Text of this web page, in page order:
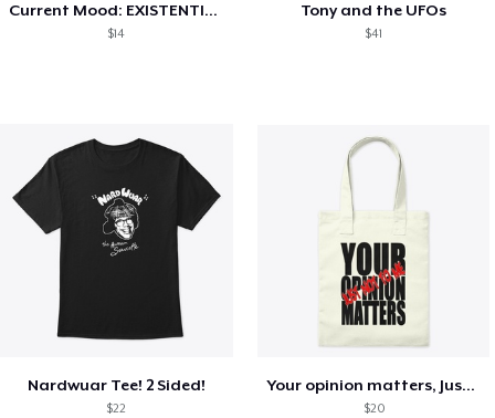
Current Mood: EXISTENTIAL CRISIS
$14
Tony and the UFOs
$41
Nardwuar Tee! 2 Sided!
$22
Your opinion matters, Just not to me!
$20